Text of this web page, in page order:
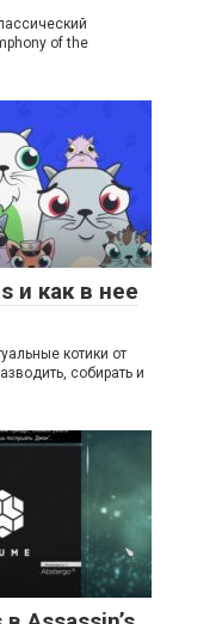
of the
и как в нее
котики от
собирать и